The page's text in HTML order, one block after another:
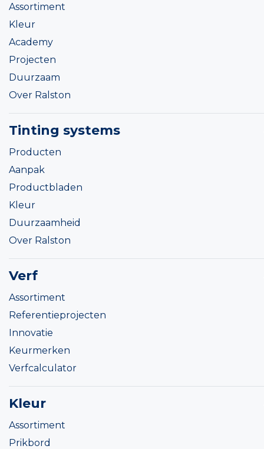
Assortiment
Kleur
Academy
Projecten
Duurzaam
Over Ralston
Tinting systems
Producten
Aanpak
Productbladen
Kleur
Duurzaamheid
Over Ralston
Verf
Assortiment
Referentieprojecten
Innovatie
Keurmerken
Verfcalculator
Kleur
Assortiment
Prikbord